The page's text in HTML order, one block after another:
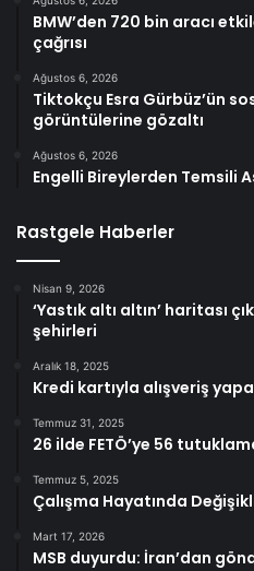
BMW’den 720 bin aracı
çağrısı
Ağustos 6, 2026
Tiktokçu Esra Gürbüz’ün
görüntülerine gözaltı
Ağustos 6, 2026
Engelli Bireylerden Temsili
Rastgele Haberler
Nisan 9, 2026
‘Yastık altı altın’ haritası
şehirleri
Aralık 18, 2025
Kredi kartıyla alışveriş
Temmuz 31, 2025
26 ilde FETÖ’ye 56
Temmuz 5, 2025
Çalışma Hayatında
Mart 17, 2026
MSB duyurdu: İran’dan